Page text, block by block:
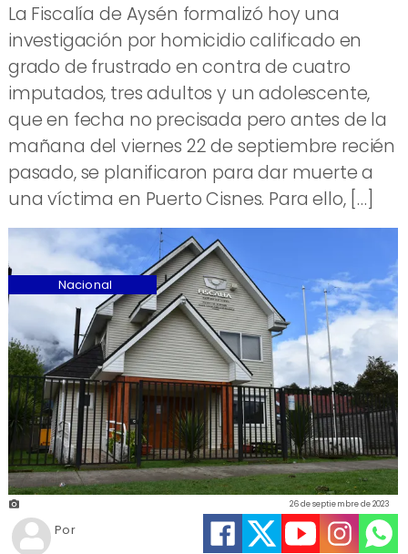
La Fiscalía de Aysén formalizó hoy una
investigación por homicidio calificado en
grado de frustrado en contra de cuatro
imputados, tres adultos y un adolescente,
que en fecha no precisada pero antes de la
mañana del viernes 22 de septiembre recién
pasado, se planificaron para dar muerte a
una víctima en Puerto Cisnes. Para ello, […]
26 de septiembre de 2023
Nacional
Por